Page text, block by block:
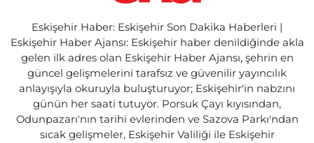
Eskişehir Haber: Eskişehir Son Dakika Haberleri |
Eskişehir Haber Ajansı: Eskişehir haber denildiğinde akla
gelen ilk adres olan Eskişehir Haber Ajansı, şehrin en
güncel gelişmelerini tarafsız ve güvenilir yayıncılık
anlayışıyla okuruyla buluşturuyor; Eskişehir'in nabzını
günün her saati tutuyor. Porsuk Çayı kıyısından,
Odunpazarı'nın tarihi evlerinden ve Sazova Parkı'ndan
sıcak gelişmeler, Eskişehir Valiliği ile Eskişehir